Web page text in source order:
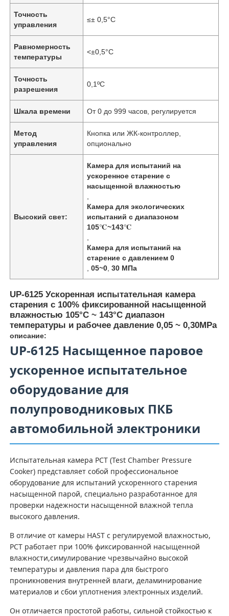
Главная страница
Продукция
О Компании
Наша фабрика
контактные данные
Отправить запрос
Оборудование для испытаний лаборатории
Камера экологических испытаний
Универсальная тестирование
Точность
управления
≤± 0,5°С
Равномерность
температуры
<±0,5°С
Точность
разрешения
0,1ºC
Шкала времени От 0 до 999 часов, регулируется
Метод
управления
Кнопка или ЖК-контроллер,
опционально
Высокий свет:
Камера для испытаний на
ускоренное старение с
насыщенной влажностью
Камера для экологических
испытаний с диапазоном
105℃~143℃
Камера для испытаний на
старение с давлением 0
,05~0 ,30 МПа
UP-6125 Ускоренная испытательная камера
старения с 100% фиксированной насыщенной
влажностью 105°C ~ 143°C диапазон
температуры и рабочее давление 0,05 ~ 0,30MPa
описание:
UP-6125 Насыщенное паровое
ускоренное испытательное
оборудование для
полупроводниковых ПКБ
автомобильной электроники
Испытательная камера PCT (Test Chamber Pressure
Cooker) представляет собой профессиональное
оборудование для испытаний ускоренного старения
насыщенной парой, специально разработанное для
проверки надежности насыщенной влажной тепла
высокого давления.
В отличие от камеры HAST с регулируемой влажностью,
PCT работает при 100% фиксированной насыщенной
влажности,симулирование чрезвычайно высокой
температуры и давления пара для быстрого
проникновения внутренней влаги, деламинирование
материалов и сбои уплотнения электронных изделий.
Он отличается простотой работы, сильной стойкостью к